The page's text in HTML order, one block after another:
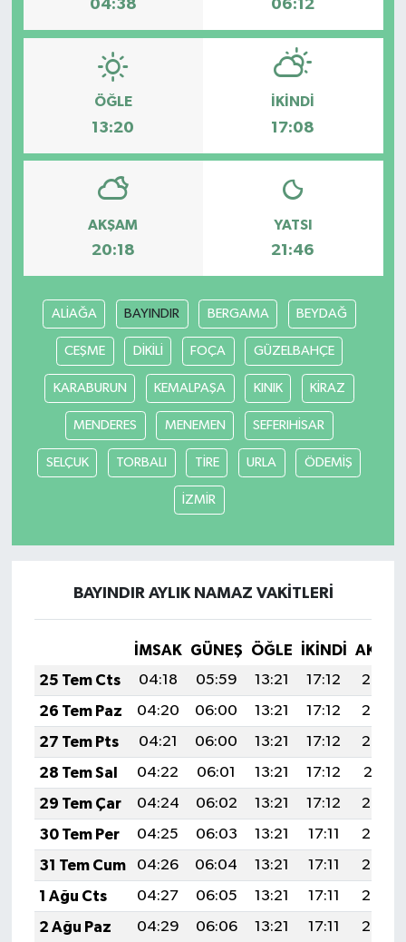
04:38 06:12
ÖĞLE
13:20
İKINDI
17:08
AKŞAM
20:18
YATSI
21:46
ALİAĞA BAYINDIR BERGAMA BEYDAĞ
CEŞME DİKİLİ FOÇA GÜZELBAHÇE
KARABURUN KEMALPAŞA KINIK KİRAZ
MENDERES MENEMEN SEFERIHİSAR
SELÇUK TORBALI TİRE URLA ÖDEMİŞ
İZMİR
BAYINDIR AYLIK NAMAZ VAKITLERI
İMSAK GÜNEŞ ÖĞLE İKINDI
25 Tem Cts
04:18 05:59 13:21 17:12
20:33
26 Tem Paz
04:20 06:00 13:21 17:12
20:32
27 Tem Pts
04:21 06:00 13:21 17:12
20:32
28 Tem Sal
04:22 06:01 13:21 17:12
20:31
29 Tem Çar
04:24 06:02 13:21 17:12
20:30
30 Tem Per
04:25 06:03 13:21 17:11
20:29
31 Tem Cum
04:26 06:04 13:21 17:11
20:28
1 Ağu Cts
04:27 06:05 13:21 17:11
20:27
2 Ağu Paz
04:29 06:06 13:21 17:11 20:26